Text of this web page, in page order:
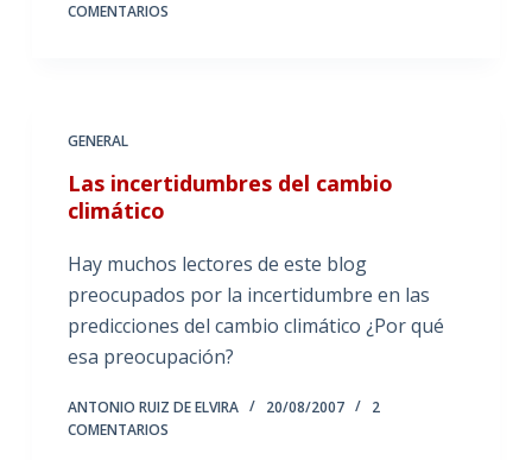
COMENTARIOS
GENERAL
Las incertidumbres del cambio
climático
Hay muchos lectores de este blog
preocupados por la incertidumbre en las
predicciones del cambio climático ¿Por qué
esa preocupación?
ANTONIO RUIZ DE ELVIRA 20/08/2007
2
COMENTARIOS